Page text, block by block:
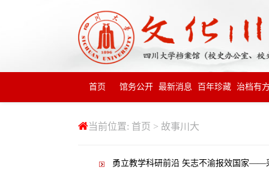
首页 馆务公开 最新消息 百年珍藏 治档有
当前位置: 首页 > 故事川大
勇立教学科研前沿 矢志不渝报效国家——